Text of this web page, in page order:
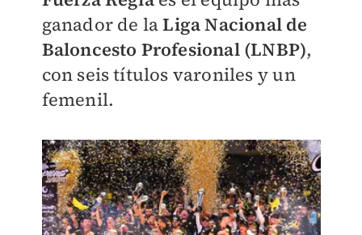
ganador de laLiga Nacional de
Baloncesto Profesional (LNBP),
con seis títulos varoniles y un
femenil.